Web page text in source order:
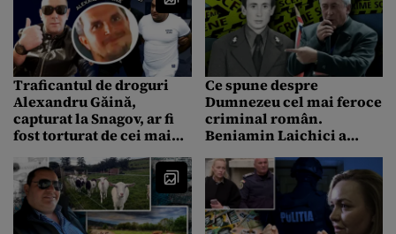
Traficantul de droguri
Alexandru Găină,
capturat la Snagov, ar fi
fost torturat de cei mai
București. Ar fi deranjat
un afacerist chinez
Ce spune despre
Dumnezeu cel mai feroce
criminal român.
Beniamin Laichici a
într-o singură zi